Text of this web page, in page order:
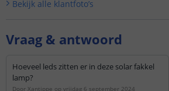
Bekijk alle klantfoto’s
Vraag & antwoord
Hoeveel leds zitten er in deze solar fakkel
lamp?
Door Xantippe op vrijdag 6 september 2024